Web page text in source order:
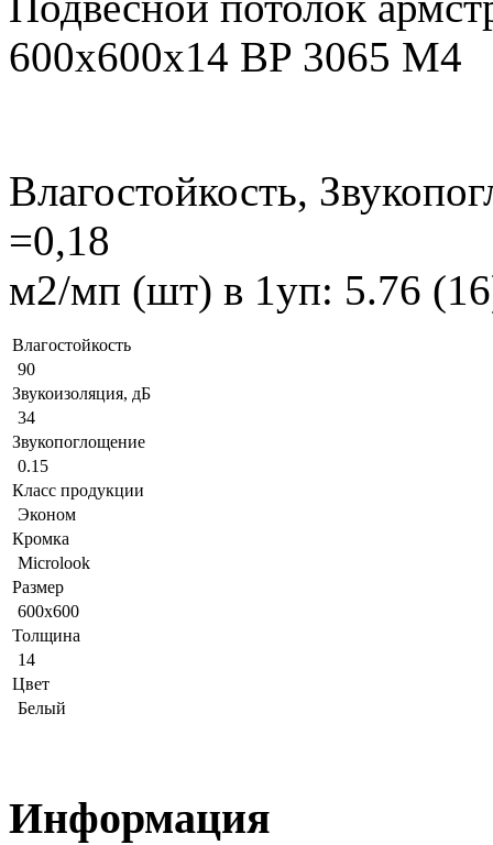
600x600x14 BP 3065 M4
Влагостойкость,
=0,18
м2/мп (шт) в 1уп: 5.76
Влагостойкость
90
Звукоизоляция, дБ
34
Звукопоглощение
0.15
Класс продукции
Эконом
Кромка
Microlook
Размер
600x600
Толщина
14
Цвет
Белый
Информация